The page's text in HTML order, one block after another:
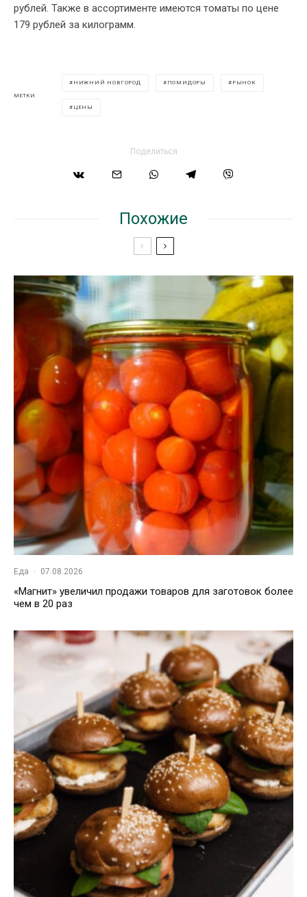
рублей. Также в ассортименте имеются томаты по цене
179 рублей за килограмм.
МЕТКИ
НИЖНИЙ НОВГОРОД ПОМИДОРЫ РЫНОК
ЦЕНЫ
Поделиться
Похожие
Еда · 07.08.2026
«Магнит» увеличил продажи товаров для заготовок более
чем в 20 раз